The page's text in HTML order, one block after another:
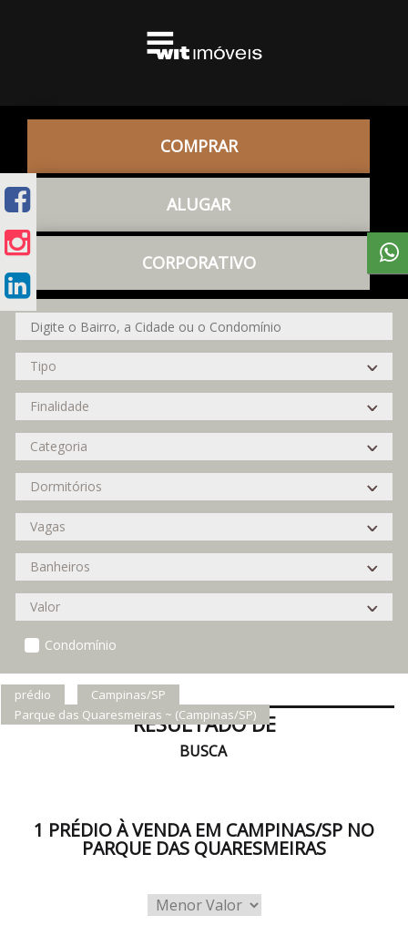
COMPRAR
ALUGAR
CORPORATIVO
Condomínio
prédio
Campinas/SP
Parque das Quaresmeiras ~ (Campinas/SP)
RESULTADO DE
BUSCA
1 PRÉDIO À VENDA EM CAMPINAS/SP NO
PARQUE DAS QUARESMEIRAS